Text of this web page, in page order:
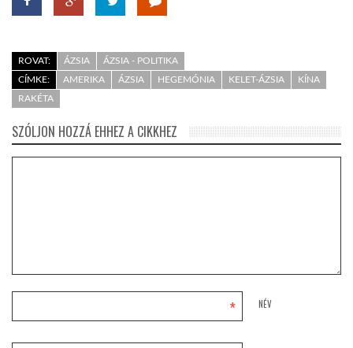
ROVAT: ÁZSIA
ÁZSIA - POLITIKA
CÍMKE:
AMERIKA ÁZSIA HEGEMÓNIA KELET-ÁZSIA
KÍNA
RAKÉTA
SZÓLJON HOZZÁ EHHEZ A CIKKHEZ
NÉV
*